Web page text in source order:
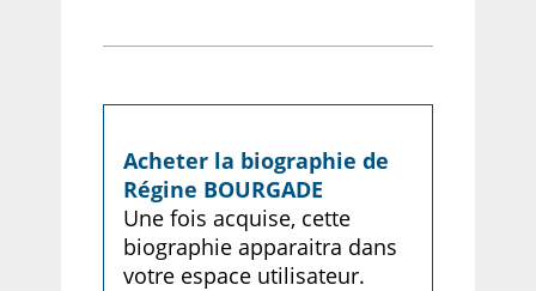
Acheter la biographie de
Régine BOURGADE
Une fois acquise, cette
biographie apparaitra dans
votre espace utilisateur.